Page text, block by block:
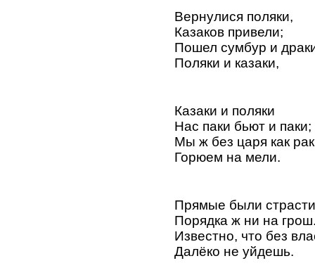
Вернулися поляки,
Казаков привели;
Пошел сумбур и
Поляки и казаки,
Казаки и поляки
Нас паки бьют и паки;
Мы ж без царя как
Горюем на мели.
Прямые были
Порядка ж ни на
Известно, что без
Далёко не уйдешь.